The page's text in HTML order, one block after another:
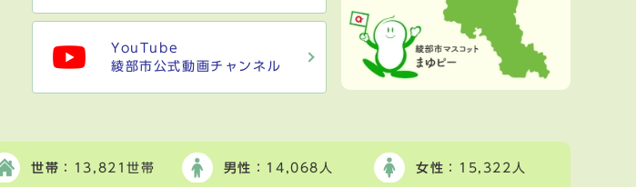
YouTube
綾部市公式動画チャンネル
世帯 ：13,821世帯 男性 ：14,068人 女性 ：15,322人